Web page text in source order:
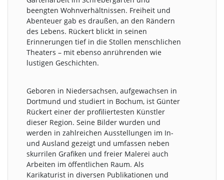
beengten Wohnverhältnissen. Freiheit und
Abenteuer gab es draußen, an den Rändern
des Lebens. Rückert blickt in seinen
Erinnerungen tief in die Stollen menschlichen
Theaters – mit ebenso anrührenden wie
lustigen Geschichten.
Geboren in Niedersachsen, aufgewachsen in
Dortmund und studiert in Bochum, ist Günter
Rückert einer der profiliertesten Künstler
dieser Region. Seine Bilder wurden und
werden in zahlreichen Ausstellungen im In-
und Ausland gezeigt und umfassen neben
skurrilen Grafiken und freier Malerei auch
Arbeiten im öffentlichen Raum. Als
Karikaturist in diversen Publikationen und